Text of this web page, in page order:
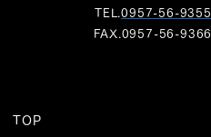
TEL.0957-56-9355
FAX.0957-56-9366
TOP